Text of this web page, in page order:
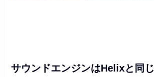
サウンドエンジンはHelixと同じ